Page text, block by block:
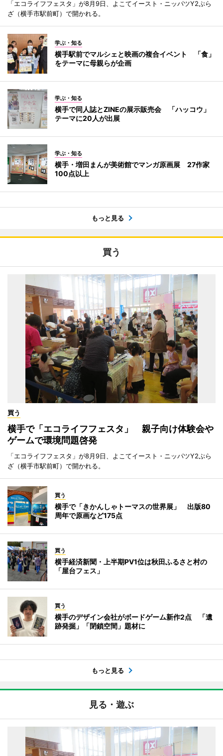
「エコライフフェスタ」が8月9日、よこてイースト・ニッパツY2ぷら
ざ（横手市駅前町）で開かれる。
学ぶ・知る
横手駅前でマルシェと映画の複合イベント 「食」
をテーマに母親らが企画
学ぶ・知る
横手で同人誌とZINEの展示販売会 「ハッコウ」
テーマに20人が出展
学ぶ・知る
横手・増田まんが美術館でマンガ原画展 27作家
100点以上
もっと見る
買う
買う
横手で「エコライフフェスタ」 親子向け体験会や
ゲームで環境問題啓発
「エコライフフェスタ」が8月9日、よこてイースト・ニッパツY2ぷら
ざ（横手市駅前町）で開かれる。
買う
横手で「きかんしゃトーマスの世界展」 出版80
周年で原画など175点
買う
横手経済新聞・上半期PV1位は秋田ふるさと村の
「屋台フェス」
買う
横手のデザイン会社がボードゲーム新作2点 「遺
跡発掘」「閉鎖空間」題材に
もっと見る
見る・遊ぶ